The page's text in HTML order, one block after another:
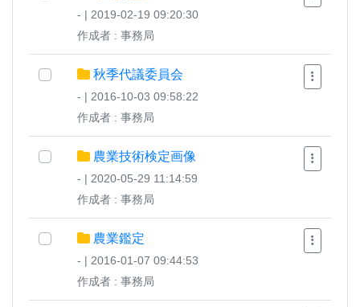
- | 2019-02-19 09:20:30
作成者 : 事務局
秋季代議委員会
- | 2016-10-03 09:58:22
作成者 : 事務局
農業技術検定画像
- | 2020-05-29 11:14:59
作成者 : 事務局
農業鑑定
- | 2016-01-07 09:44:53
作成者 : 事務局